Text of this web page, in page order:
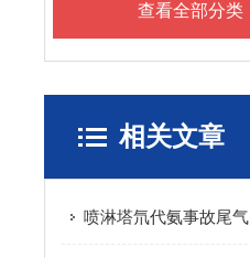
查看全部分类
相关文章
喷淋塔氘代氨事故尾气